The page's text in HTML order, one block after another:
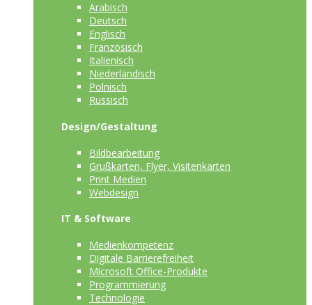
Arabisch
Deutsch
Englisch
Französisch
Italienisch
Niederländisch
Polnisch
Russisch
Design/Gestaltung
Bildbearbeitung
Grußkarten, Flyer, Visitenkarten
Print Medien
Webdesign
IT & Software
Medienkompetenz
Digitale Barrierefreiheit
Microsoft Office-Produkte
Programmierung
Technologie